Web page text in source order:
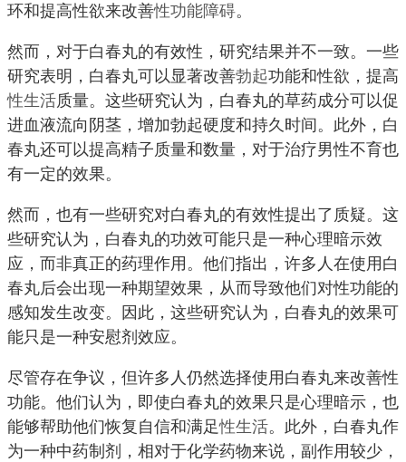
环和提高性欲来改善性功能障碍。
然而，对于白春丸的有效性，研究结果并不一致。一些
研究表明，白春丸可以显著改善勃起功能和性欲，提高
性生活质量。这些研究认为，白春丸的草药成分可以促
进血液流向阴茎，增加勃起硬度和持久时间。此外，白
春丸还可以提高精子质量和数量，对于治疗男性不育也
有一定的效果。
然而，也有一些研究对白春丸的有效性提出了质疑。这
些研究认为，白春丸的功效可能只是一种心理暗示效
应，而非真正的药理作用。他们指出，许多人在使用白
春丸后会出现一种期望效果，从而导致他们对性功能的
感知发生改变。因此，这些研究认为，白春丸的效果可
能只是一种安慰剂效应。
尽管存在争议，但许多人仍然选择使用白春丸来改善性
功能。他们认为，即使白春丸的效果只是心理暗示，也
能够帮助他们恢复自信和满足性生活。此外，白春丸作
为一种中药制剂，相对于化学药物来说，副作用较少，